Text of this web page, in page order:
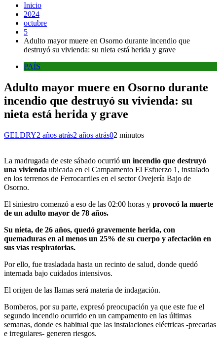
Inicio
2024
octubre
5
Adulto mayor muere en Osorno durante incendio que
destruyó su vivienda: su nieta está herida y grave
PAÍS
Adulto mayor muere en Osorno durante
incendio que destruyó su vivienda: su
nieta está herida y grave
GELDRY2 años atrás2 años atrás02 minutos
La madrugada de este sábado ocurrió un incendio que destruyó
una vivienda ubicada en el Campamento El Esfuerzo 1, instalado
en los terrenos de Ferrocarriles en el sector Ovejería Bajo de
Osorno.
El siniestro comenzó a eso de las 02:00 horas y provocó la muerte
de un adulto mayor de 78 años.
Su nieta, de 26 años, quedó gravemente herida, con
quemaduras en al menos un 25% de su cuerpo y afectación en
sus vías respiratorias.
Por ello, fue trasladada hasta un recinto de salud, donde quedó
internada bajo cuidados intensivos.
El origen de las llamas será materia de indagación.
Bomberos, por su parte, expresó preocupación ya que este fue el
segundo incendio ocurrido en un campamento en las últimas
semanas, donde es habitual que las instalaciones eléctricas -precarias
e irregulares- generen riesgos.